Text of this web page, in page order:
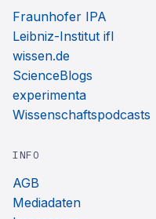
Fraunhofer IPA
Leibniz-Institut ifl
wissen.de
ScienceBlogs
experimenta
Wissenschaftspodcasts
INFO
AGB
Mediadaten